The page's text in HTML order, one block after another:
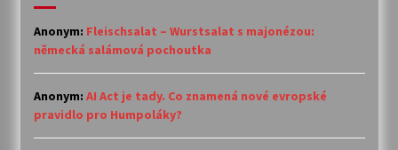
Anonym: Fleischsalat – Wurstsalat s majonézou:
německá salámová pochoutka
Anonym: AI Act je tady. Co znamená nové evropské
pravidlo pro Humpoláky?